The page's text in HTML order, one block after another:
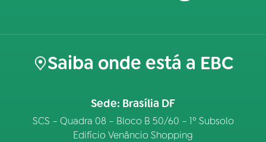
Saiba onde está a EBC
Sede: Brasília DF
SCS – Quadra 08 – Bloco B 50/60 – 1º Subsolo
Edifício Venâncio Shopping